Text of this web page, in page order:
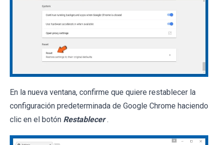
En la nueva ventana, confirme que quiere restablecer la
configuración predeterminada de Google Chrome haciendo
clic en el botón Restablecer .